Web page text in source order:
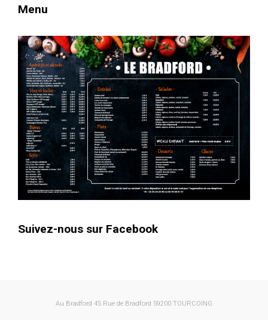
Menu
Suivez-nous sur Facebook
Au Bradford 45 Rue de Bradford 59200 TOURCOING